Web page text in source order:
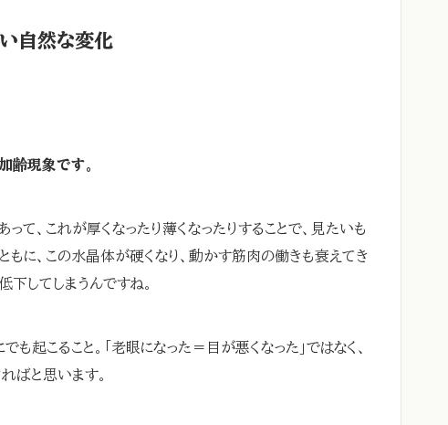
自然な変化
齢現象です。
て、これが厚くなったり薄くなったりすることで、見たいも
もに、この水晶体が硬くなり、動かす筋肉の働きも衰えてき
下してしまうんですね。
起こること。「老眼になった＝目が悪くなった」ではなく、
ばと思います。